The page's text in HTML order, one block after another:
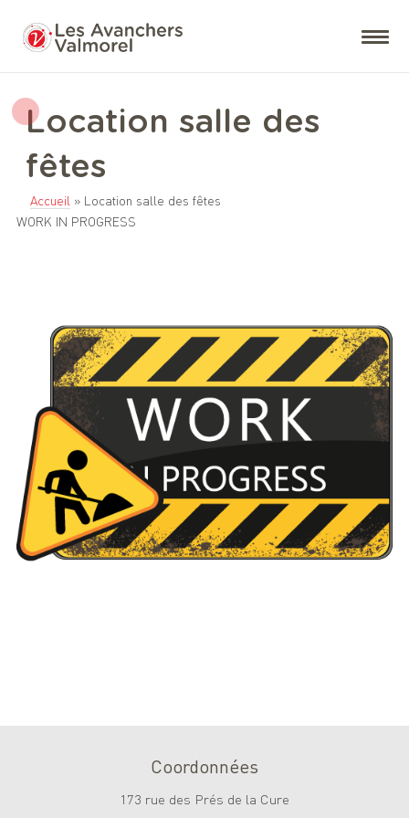
Location salle des
fêtes
Accueil » Location salle des fêtes
WORK IN PROGRESS
Coordonnées
173 rue des Prés de la Cure